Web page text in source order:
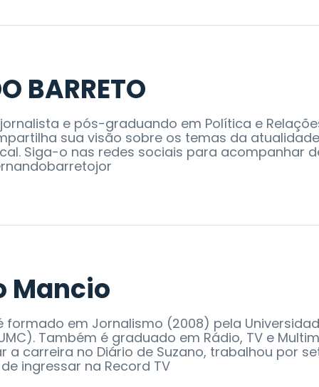
BARRETO
e pós-graduando em Política e
sua visão sobre os temas da
Siga-o nas redes sociais para acompanhar
Mancio
formado em Jornalismo (2008) pela
Também é graduado em Rádio, TV e
a carreira no Diário de Suzano, trabalhou por
ingressar na Record TV